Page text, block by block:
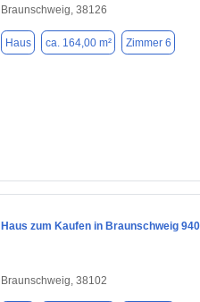
Braunschweig, 38126
Haus ca. 164,00 m² Zimmer 6
Haus zum Kaufen in Braunschweig
Braunschweig, 38102